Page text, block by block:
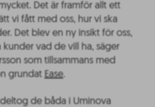
Det är framför allt ett
vi fått med oss, hur vi ska
Det blev en ny insikt för oss,
kunder vad de vill ha, säger
som tillsammans med
grundat Ease.
deltog de båda i Uminova